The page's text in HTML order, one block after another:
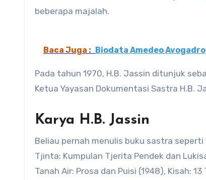
beberapa majalah.
Baca Juga : Biodata Amedeo
Pada tahun 1970, H.B. Jassin ditunjuk
Ketua Yayasan Dokumentasi Sastra H.B.
Karya H.B. Jassin
Beliau pernah menulis buku sastra
Tjinta: Kumpulan Tjerita Pendek dan
Tanah Air: Prosa dan Puisi (1948), Kisah: